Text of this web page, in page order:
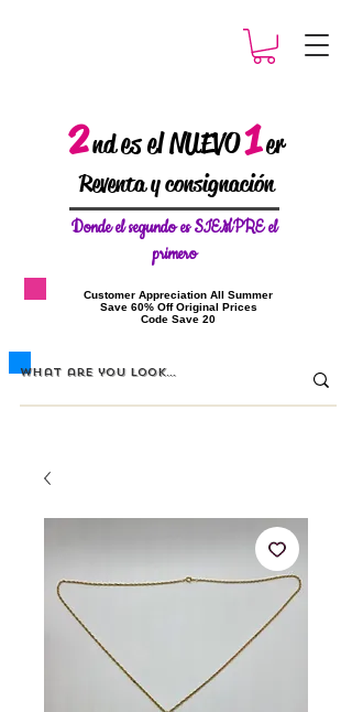
2ndes el NUEVO1er
Reventa y consignación
Donde elsegundo es SIEMPRE el
primero
​Customer Appreciation All Summer
​Save 60% Off Original Prices
​Code Save 20